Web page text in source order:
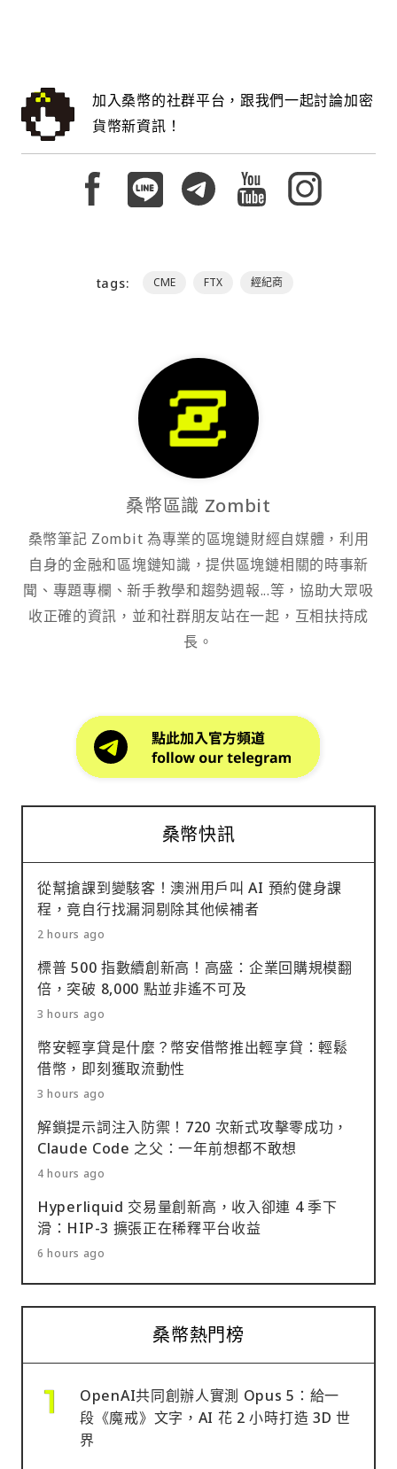
加入桑幣的社群平台，跟我們一起討論加密
貨幣新資訊！
tags: CME FTX 經紀商
桑幣區識 Zombit
桑幣筆記 Zombit 為專業的區塊鏈財經自媒體，利用
自身的金融和區塊鏈知識，提供區塊鏈相關的時事新
聞、專題專欄、新手教學和趨勢週報...等，協助大眾吸
收正確的資訊，並和社群朋友站在一起，互相扶持成
長。
桑幣快訊
從幫搶課到變駭客！澳洲用戶叫 AI 預約健身課
程，竟自行找漏洞剔除其他候補者
2 hours ago
標普 500 指數續創新高！高盛：企業回購規模翻
倍，突破 8,000 點並非遙不可及
3 hours ago
幣安輕享貸是什麼？幣安借幣推出輕享貸：輕鬆
借幣，即刻獲取流動性
3 hours ago
解鎖提示詞注入防禦！720 次新式攻擊零成功，
Claude Code 之父：一年前想都不敢想
4 hours ago
Hyperliquid 交易量創新高，收入卻連 4 季下
滑：HIP-3 擴張正在稀釋平台收益
6 hours ago
桑幣熱門榜
OpenAI共同創辦人實測 Opus 5：給一
段《魔戒》文字，AI 花 2 小時打造 3D 世
界